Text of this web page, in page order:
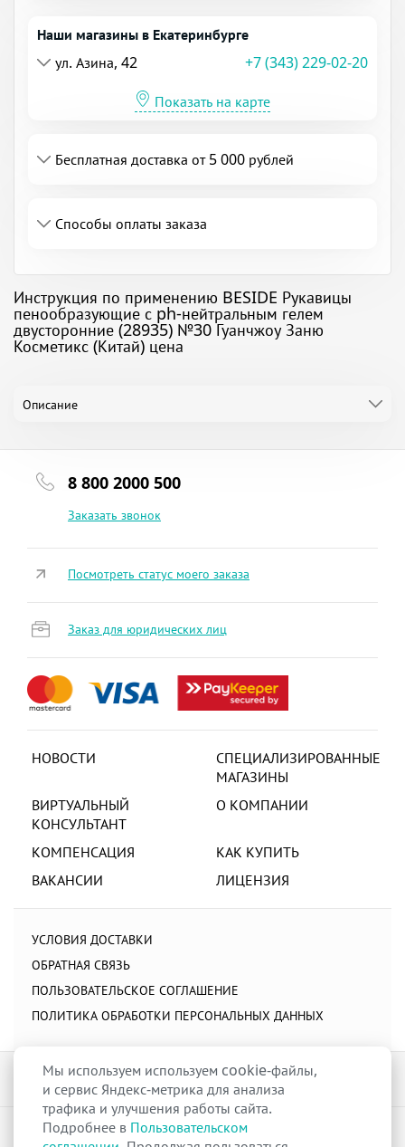
Наши магазины в Екатеринбурге
ул. Азина, 42
+7 (343) 229-02-20
Показать на карте
Бесплатная доставка от 5 000 рублей
Способы оплаты заказа
Инструкция по применению BESIDE Рукавицы
пенообразующие с ph-нейтральным гелем
двусторонние (28935) №30 Гуанчжоу Заню
Косметикс (Китай) цена
Описание
8 800 2000 500
Заказать звонок
НОВОСТИ
СПЕЦИАЛИЗИРОВАННЫЕ
МАГАЗИНЫ
ВИРТУАЛЬНЫЙ
КОНСУЛЬТАНТ
О КОМПАНИИ
КОМПЕНСАЦИЯ
КАК КУПИТЬ
ВАКАНСИИ
ЛИЦЕНЗИЯ
УСЛОВИЯ ДОСТАВКИ
ОБРАТНАЯ СВЯЗЬ
ПОЛЬЗОВАТЕЛЬСКОЕ СОГЛАШЕНИЕ
ПОЛИТИКА ОБРАБОТКИ ПЕРСОНАЛЬНЫХ ДАННЫХ
Посмотреть статус моего заказа
Заказ для юридических лиц
raduga-ural.ru ©
Группа компаний Радуга
Мы используем используем cookie-файлы,
и сервис Яндекс-метрика для анализа
трафика и улучшения работы сайта.
Подробнее в Пользовательском